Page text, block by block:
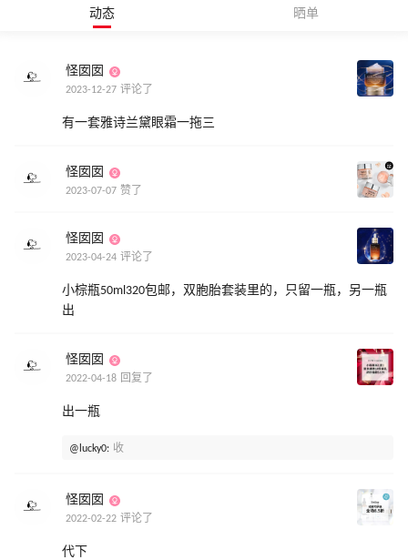
动态 晒单
怪囡囡
2023-12-27 评论了
有一套雅诗兰黛眼霜一拖三
怪囡囡
2023-07-07 赞了
怪囡囡
2023-04-24 评论了
小棕瓶50ml320包邮，双胞胎套装里的，只留一瓶，另一瓶
出
怪囡囡
2022-04-18 回复了
出一瓶
@lucky0: 收
怪囡囡
2022-02-22 评论了
代下